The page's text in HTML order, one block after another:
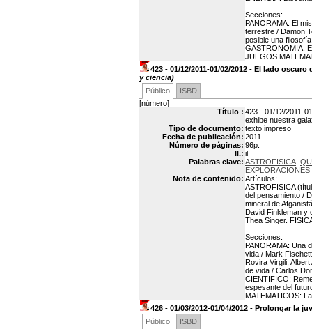
Secciones:
PANORAMA: El
terrestre / Damon
posible una
GASTRONOMIA:
JUEGOS
423 - 01/12/2011-01/02/2012 - El lado
y ciencia)
Público
ISBD
[número]
Título : 423 - 01/12/2011-
exhibe nuestra
Tipo de documento: texto impreso
Fecha de publicación: 2011
Número de páginas: 96p.
Il.: il
Palabras clave: ASTROFISICA
EXPLORACIONES
Nota de contenido: Artículos:
ASTROFISICA
del pensamiento /
mineral de
David Finkleman y
Thea Singer.
Secciones:
PANORAMA: Una
vida / Mark
Rovira Virgili,
de vida / Carlos
CIENTIFICO:
espesante del
MATEMATICOS:
426 - 01/03/2012-01/04/2012 - Prolongar la
Público
ISBD